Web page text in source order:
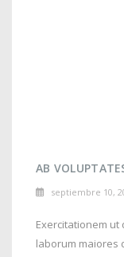
AB
septiembre 10,
Exercitationem
laborum maiores